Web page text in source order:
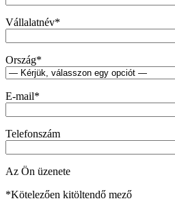
Vállalatnév*
Ország*
E-mail*
Telefonszám
Az Ön üzenete
*Kötelezően kitöltendő mező